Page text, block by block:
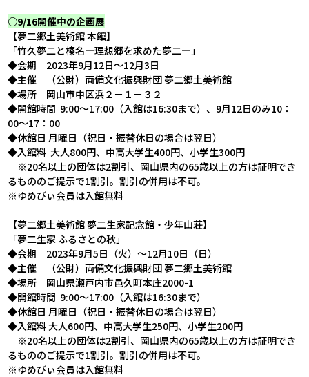
○9/16開催中の企画展
【夢二郷土美術館 本館】
「竹久夢二と榛名―理想郷を求めた夢二―」
◆会期 2023年9月12日～12月3日
◆主催 （公財）両備文化振興財団 夢二郷土美術館
◆場所 岡山市中区浜２－１－３２
◆開館時間 9:00～17:00 （入館は16:30まで）、 9月12日のみ10 ：
00～17 ： 00
◆休館日 月曜日（祝日・振替休日の場合は翌日）
◆入館料 大人800円、中高大学生400円、小学生300円
※20名以上の団体は2割引、岡山県内の65歳以上の方は証明でき
るもののご提示で1割引。割引の併用は不可。
※ゆめびぃ会員は入館無料
【夢二郷土美術館 夢二生家記念館・少年山荘】
「夢二生家 ふるさとの秋」
◆会期 2023年9月5日（火）～12月10日（日）
◆主催 （公財）両備文化振興財団 夢二郷土美術館
◆場所 岡山県瀬戸内市邑久町本庄2000-1
◆開館時間 9:00～17:00 （入館は16:30まで）
◆休館日 月曜日（祝日・振替休日の場合は翌日）
◆入館料 大人600円、中高大学生250円、小学生200円
※20名以上の団体は2割引、岡山県内の65歳以上の方は証明でき
るもののご提示で1割引。割引の併用は不可。
※ゆめびぃ会員は入館無料